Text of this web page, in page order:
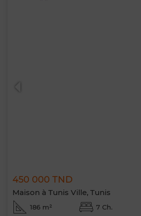
450 000 TND
Maison à Tunis Ville, Tunis
186 m² 7 Ch.